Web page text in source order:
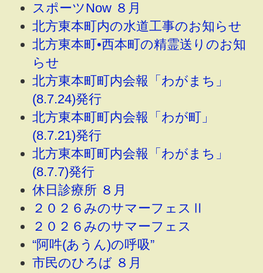
スポーツNow ８月
北方東本町内の水道工事のお知らせ
北方東本町•西本町の精霊送りのお知
らせ
北方東本町町内会報「わがまち」
(8.7.24)発行
北方東本町町内会報「わが町」
(8.7.21)発行
北方東本町町内会報「わがまち」
(8.7.7)発行
休日診療所 ８月
２０２６みのサマーフェスⅡ
２０２６みのサマーフェス
“阿吽(あうん)の呼吸”
市民のひろば ８月